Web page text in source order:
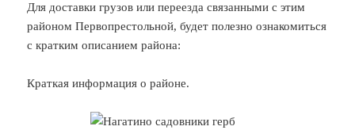
Для доставки грузов или переезда связанными с этим
районом Первопрестольной, будет полезно ознакомиться
с кратким описанием района:
Краткая информация о районе.